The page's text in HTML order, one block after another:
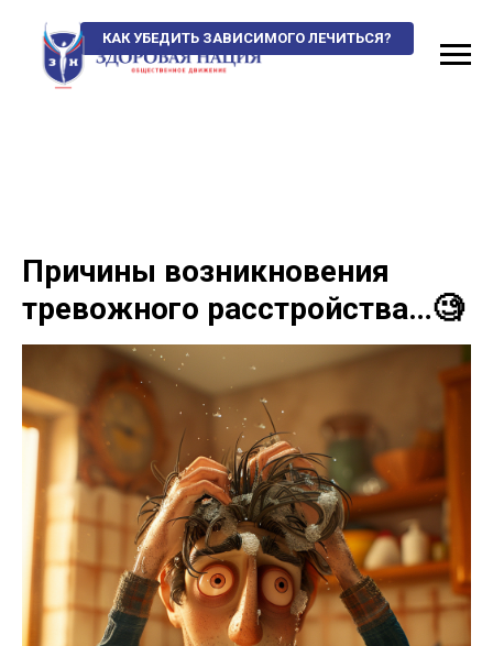
КАК УБЕДИТЬ ЗАВИСИМОГО ЛЕЧИТЬСЯ?
Причины возникновения
тревожного расстройства…🧐